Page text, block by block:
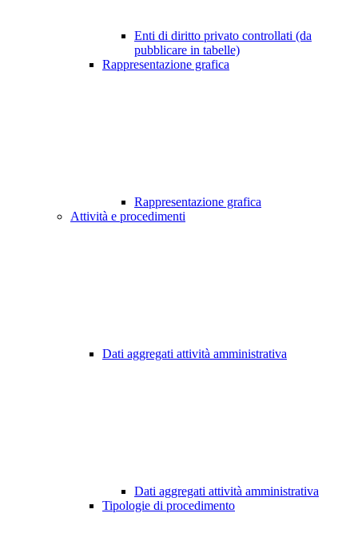
Enti di diritto privato controllati (da
pubblicare in tabelle)
Rappresentazione grafica
Rappresentazione grafica
Attività e procedimenti
Dati aggregati attività amministrativa
Dati aggregati attività amministrativa
Tipologie di procedimento